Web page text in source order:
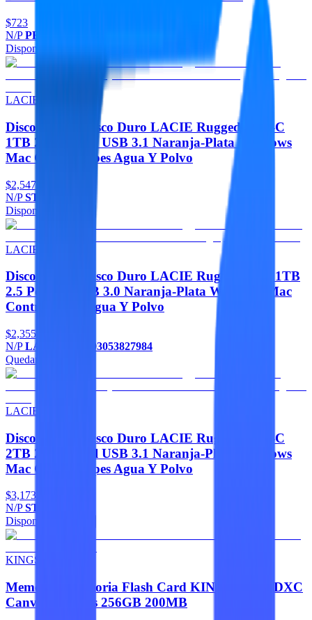
$723
N/PPBE240GS25SSDR
Disponible
LACIE
Discos Duros Disco Duro LACIE Rugged USB-C
1TB 2.5 Portatil USB 3.1 Naranja-Plata Windows
Mac Contragolpes Agua Y Polvo
$2,547
N/PSTFR1000800
Disponible
LACIE
Discos Duros Disco Duro LACIE Rugged Mini 1TB
2.5 Portatil USB 3.0 Naranja-Plata Windows Mac
Contragolpes Agua Y Polvo
$2,355
N/PLAC301558,093053827984
Quedan 5
LACIE
Discos Duros Disco Duro LACIE Rugged USB-C
2TB 2.5 Portatil USB 3.1 Naranja-Plata Windows
Mac Contragolpes Agua Y Polvo
$3,173
N/PSTFR2000800
Disponible
KINGSTON
Memorias Memoria Flash Card KINGSTON SDXC
Canvas Go Plus 256GB 200MB